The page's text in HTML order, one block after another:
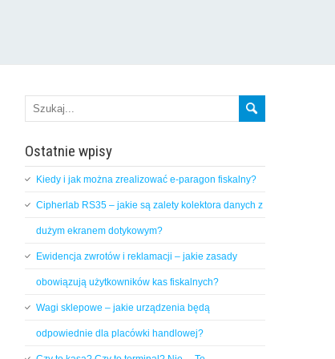
Ostatnie wpisy
Kiedy i jak można zrealizować e-paragon fiskalny?
Cipherlab RS35 – jakie są zalety kolektora danych z
dużym ekranem dotykowym?
Ewidencja zwrotów i reklamacji – jakie zasady
obowiązują użytkowników kas fiskalnych?
Wagi sklepowe – jakie urządzenia będą
odpowiednie dla placówki handlowej?